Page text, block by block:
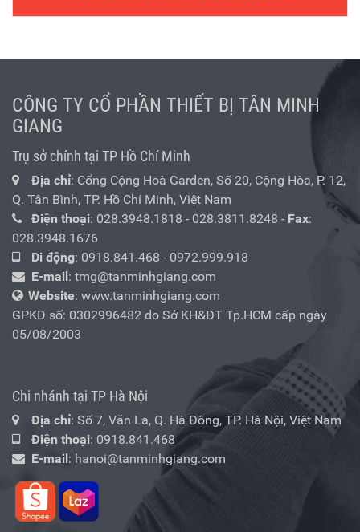
CÔNG TY CỔ PHẦN THIẾT BỊ TÂN MINH
GIANG
Trụ sở chính tại TP Hồ Chí Minh
Địa chỉ: Cổng Cộng Hoà Garden, Số 20, Cộng Hòa, P. 12,
Q. Tân Bình, TP. Hồ Chí Minh, Việt Nam
Điện thoại: 028.3948.1818 - 028.3811.8248 - Fax:
028.3948.1676
Di động: 0918.841.468 - 0972.999.918
E-mail : tmg@tanminhgiang.com
Website: www.tanminhgiang.com
GPKD số: 0302996482 do Sở KH&ĐT Tp.HCM cấp ngày
05/08/2003
Chi nhánh tại TP Hà Nội
Địa chỉ: Số 7, Văn La, Q. Hà Đông, TP. Hà Nội, Việt Nam
Điện thoại: 0918.841.468
E-mail : hanoi@tanminhgiang.com